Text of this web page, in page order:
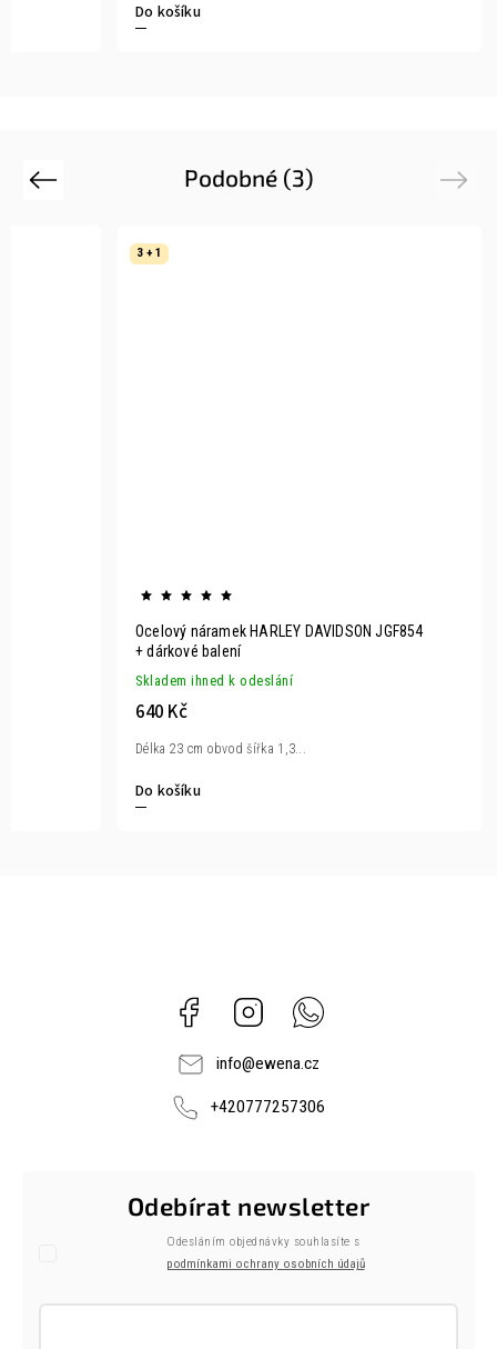
Do košíku
Podobné (3)
Previous
3 + 1
Ocelový náramek HARLEY DAVIDSON JGF854
+ dárkové balení
Skladem ihned k odeslání
640 Kč
Do košíku
Délka 23 cm obvod šířka 1,3...
Next
Facebook Instagram
info@ewena.cz
+420777257306
Odebírat newsletter
Odesláním objednávky souhlasíte s
podmínkami ochrany osobních údajů